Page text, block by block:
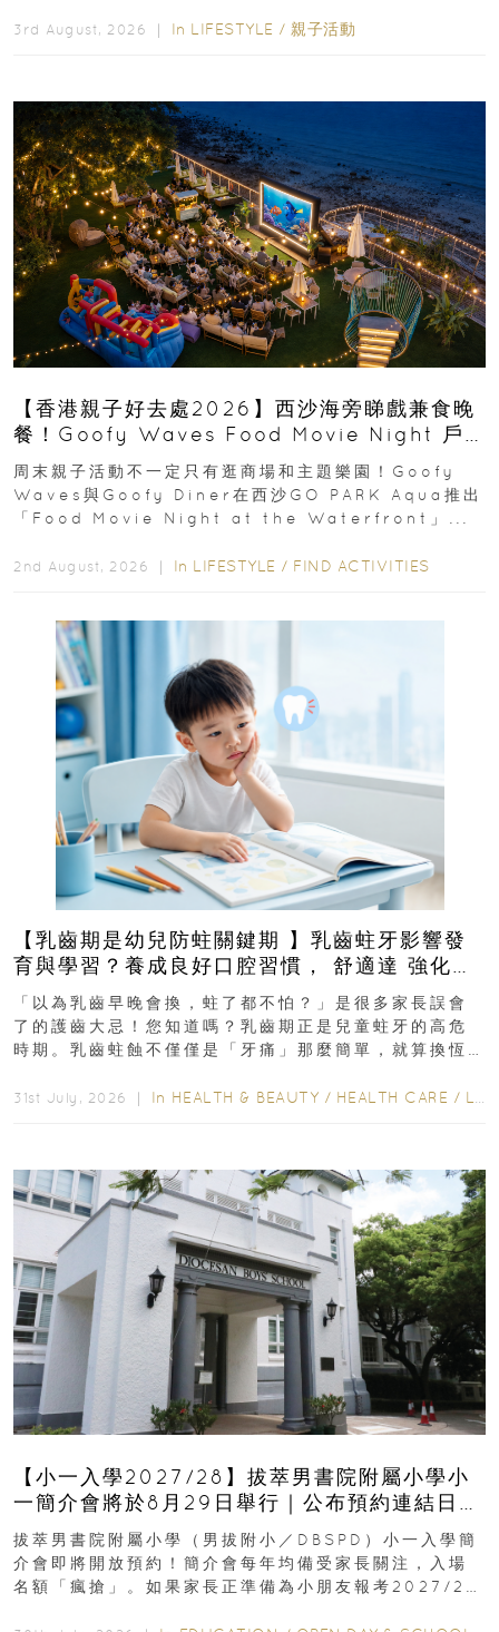
3rd August, 2026 ｜ In LIFESTYLE / 親子活動
【香港親子好去處2026】西沙海旁睇戲兼食晚
餐！Goofy Waves Food Movie Night 戶
外影院逢週末登場
周末親子活動不一定只有逛商場和主題樂園！Goofy
Waves與Goofy Diner在西沙GO PARK Aqua推出
「Food Movie Night at the Waterfront」...
2nd August, 2026 ｜ In LIFESTYLE / FIND ACTIVITIES
【乳齒期是幼兒防蛀關鍵期 】乳齒蛀牙影響發
育與學習？養成良好口腔習慣， 舒適達 強化琺
瑯質 兒童牙膏防護指南
「以為乳齒早晚會換，蛀了都不怕？」是很多家長誤會
了的護齒大忌！您知道嗎？乳齒期正是兒童蛀牙的高危
時期。乳齒蛀蝕不僅僅是「牙痛」那麼簡單，就算換恆
31st July, 2026 ｜ In HEALTH & BEAUTY / HEALTH CARE / LIFESTYLE
【小一入學2027/28】拔萃男書院附屬小學小
一簡介會將於8月29日舉行｜公布預約連結日期
｜更設有網上重溫
拔萃男書院附屬小學（男拔附小／DBSPD）小一入學簡
介會即將開放預約！簡介會每年均備受家長關注，入場
名額「瘋搶」。如果家長正準備為小朋友報考2027/28